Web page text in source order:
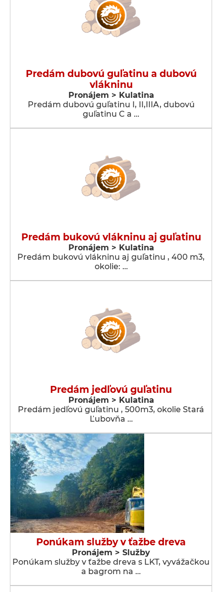
Predám dubovú guľatinu a dubovú
vlákninu
Pronájem > Kulatina
Predám dubovú guľatinu I, II,IIIA, dubovú
guľatinu C a …
Predám bukovú vlákninu aj guľatinu
Pronájem > Kulatina
Predám bukovú vlákninu aj guľatinu , 400 m3,
okolie: …
Predám jedľovú guľatinu
Pronájem > Kulatina
Predám jedľovú guľatinu , 500m3, okolie Stará
Ľubovňa …
Ponúkam služby v ťažbe dreva
Pronájem > Služby
Ponúkam služby v ťažbe dreva s LKT, vyvážačkou
a bagrom na …